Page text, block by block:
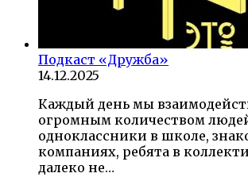
Подкаст «Дружба»
14.12.2025
Каждый день мы
огромным количеством
одноклассники в школе,
компаниях, ребята в
далеко не…